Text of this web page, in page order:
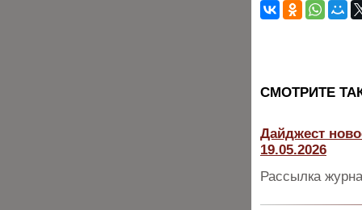
CМОТРИТЕ
Дайджест
19.05.2026
Рассылка